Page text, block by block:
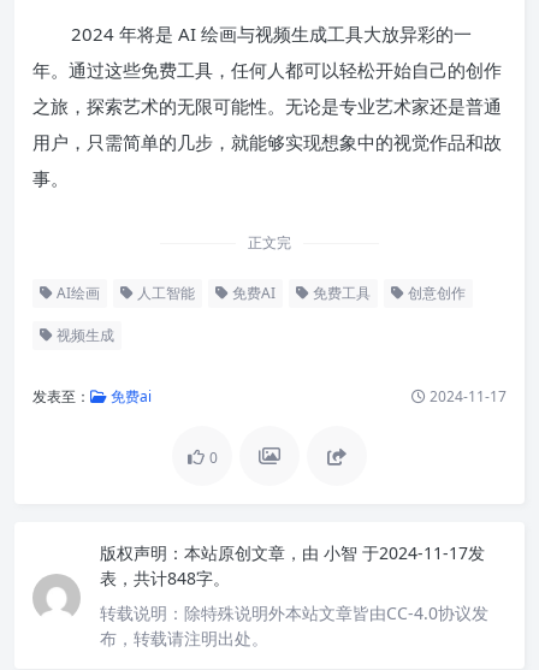
2024 年将是 AI 绘画与视频生成工具大放异彩的一
年。通过这些免费工具，任何人都可以轻松开始自己的创作
之旅，探索艺术的无限可能性。无论是专业艺术家还是普通
用户，只需简单的几步，就能够实现想象中的视觉作品和故
事。
正文完
AI绘画 人工智能 免费AI 免费工具 创意创作
视频生成
发表至： 免费ai 2024-11-17
0
版权声明： 本站原创文章，由 小智 于2024-11-17发
表，共计848字。
转载说明： 除特殊说明外本站文章皆由CC-4.0协议发
布，转载请注明出处。